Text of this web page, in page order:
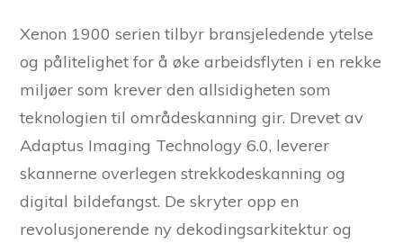
Xenon 1900 serien tilbyr bransjeledende ytelse
og pålitelighet for å øke arbeidsflyten i en rekke
miljøer som krever den allsidigheten som
teknologien til områdeskanning gir. Drevet av
Adaptus Imaging Technology 6.0, leverer
skannerne overlegen strekkodeskanning og
digital bildefangst. De skryter opp en
revolusjonerende ny dekodingsarkitektur og